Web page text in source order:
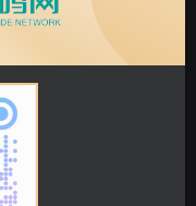
接砸蛋抽话费或视